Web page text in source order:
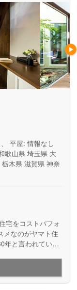
平屋: 情報なし
歌山県 埼玉県 大
栃木県 滋賀県 神奈
宅をコストパフォ
メなのがヤマト住
年と言われていま